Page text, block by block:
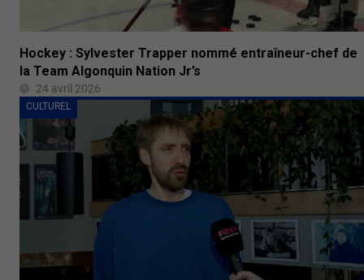
Hockey : Sylvester Trapper nommé entraîneur-chef de
la Team Algonquin Nation Jr’s
24 avril 2026
CULTUREL